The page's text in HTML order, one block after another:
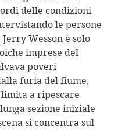
delle condizioni
le persone
Wesson è solo
imprese del
poveri
furia del fiume,
a ripescare
sezione iniziale
si concentra sul